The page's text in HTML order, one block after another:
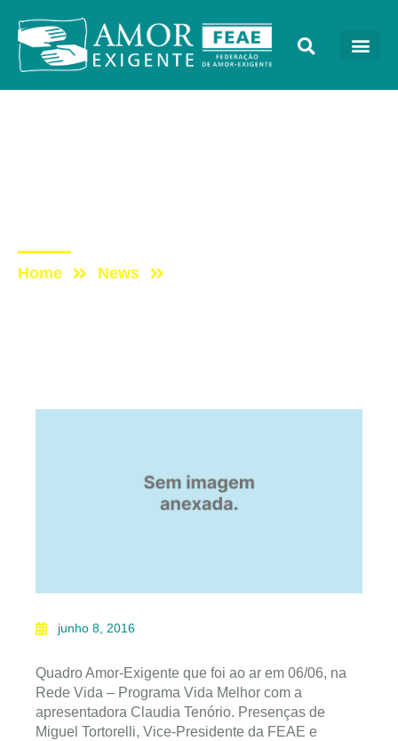
Home News
junho 8, 2016
Quadro Amor-Exigente que foi ao ar em 06/06, na
Rede Vida – Programa Vida Melhor com a
apresentadora Claudia Tenório. Presenças de
Miguel Tortorelli, Vice-Presidente da FEAE e